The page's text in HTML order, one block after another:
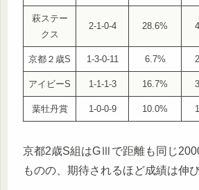
萩ステー
クス
2-1-0-4 28.6%
京都２歳S 1-3-0-11 6.7%
アイビーS 1-1-1-3 16.7%
葉牡丹賞 1-0-0-9 10.0%
京都2歳S組はGⅢで距離も同じ
ものの、期待されるほど成績は伸